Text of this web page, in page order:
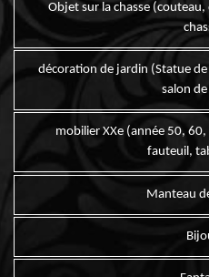
Objet sur la chasse
décoration de jardin (Statue
salon
mobilier XXe (année 50,
fauteuil,
Manteau